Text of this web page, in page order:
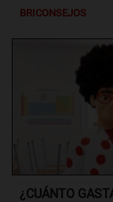
BRICONSEJOS
¿CUÁNTO